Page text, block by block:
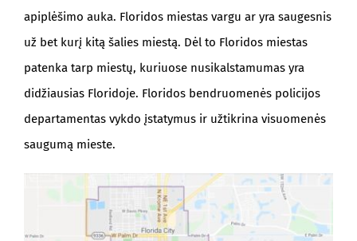
apiplėšimo auka. Floridos miestas vargu ar yra saugesnis
už bet kurį kitą šalies miestą. Dėl to Floridos miestas
patenka tarp miestų, kuriuose nusikalstamumas yra
didžiausias Floridoje. Floridos bendruomenės policijos
departamentas vykdo įstatymus ir užtikrina visuomenės
saugumą mieste.